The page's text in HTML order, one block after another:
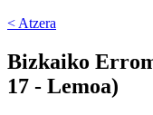
< Atzera
Bizkaiko
17 - Lemoa)